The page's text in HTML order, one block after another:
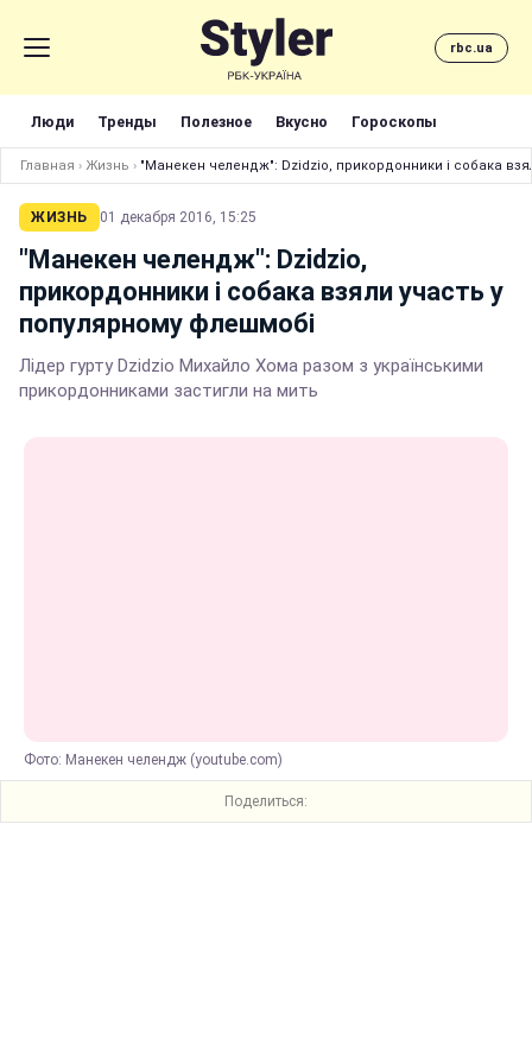
rbc.ua
Люди Тренды Полезное Вкусно Гороскопы
Главная › Жизнь › "Манекен челендж": Dzidzio, прикордонники і собака
ЖИЗНЬ 01 декабря 2016, 15:25
"Манекен челендж": Dzidzio,
прикордонники і собака взяли участь у
популярному флешмобі
Лідер гурту Dzidzio Михайло Хома разом з українськими
прикордонниками застигли на мить
Фото: Манекен челендж (youtube.com)
Поделиться: